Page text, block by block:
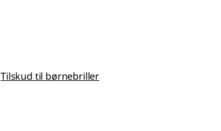
Tilskud til børnebriller